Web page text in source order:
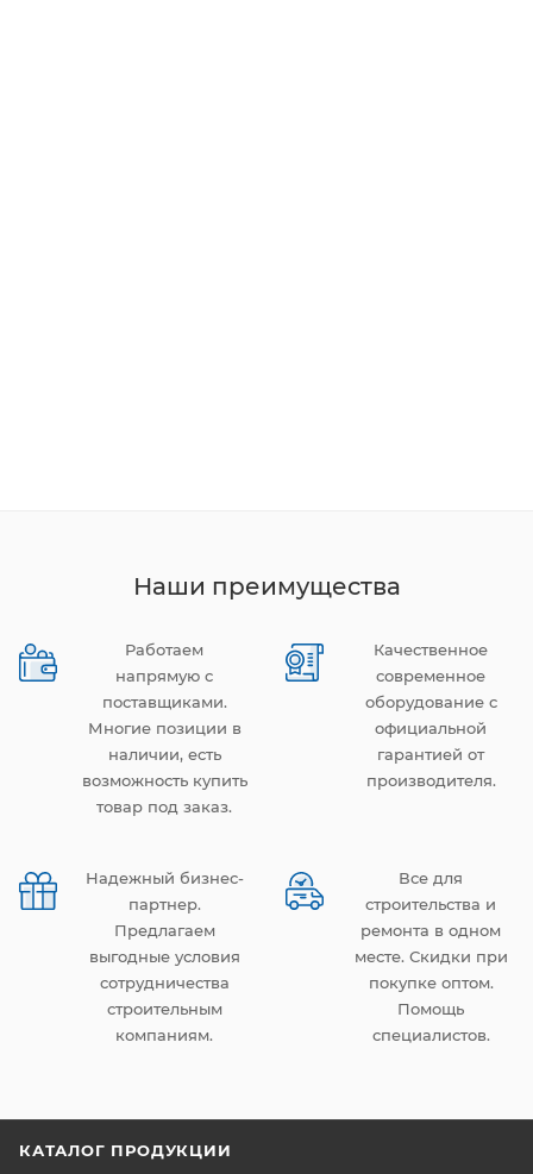
Наши преимущества
Работаем
напрямую с
поставщиками.
Многие позиции в
наличии, есть
возможность купить
товар под заказ.
Качественное
современное
оборудование с
официальной
гарантией от
производителя.
Надежный бизнес-
партнер.
Предлагаем
выгодные условия
сотрудничества
строительным
компаниям.
Все для
строительства и
ремонта в одном
месте. Скидки при
покупке оптом.
Помощь
специалистов.
КАТАЛОГ ПРОДУКЦИИ